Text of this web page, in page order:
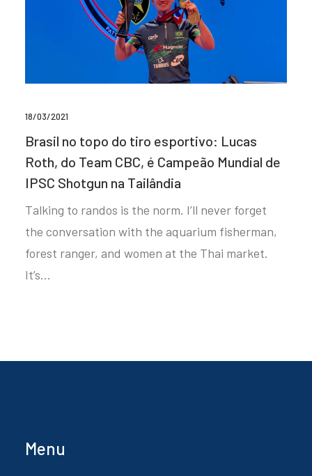
18/03/2021
Brasil no topo do tiro esportivo: Lucas
Roth, do Team CBC, é Campeão Mundial de
IPSC Shotgun na Tailândia
Talking to randos is the norm. I’ll never forget
the conversation with the aquarium fisherman,
forest ranger, and women at the Thai market.
It’s…
Menu